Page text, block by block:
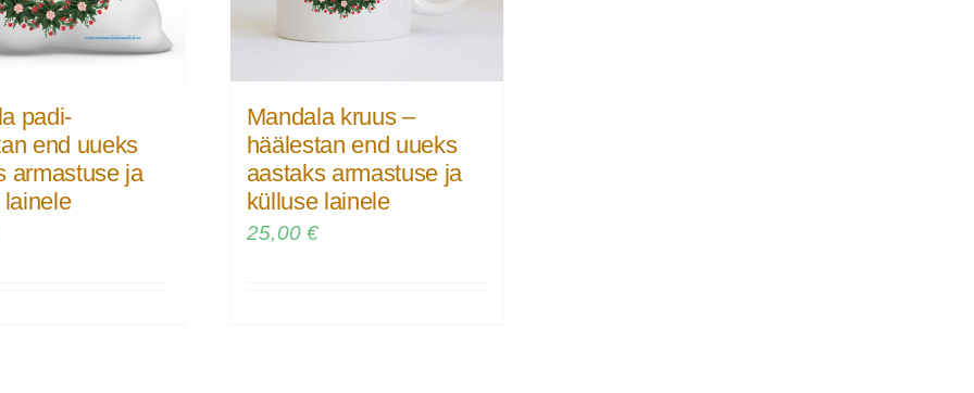
padi-
end uueks
armastuse ja
lainele
Mandala kruus –
häälestan end uueks
aastaks armastuse ja
külluse lainele
25,00€